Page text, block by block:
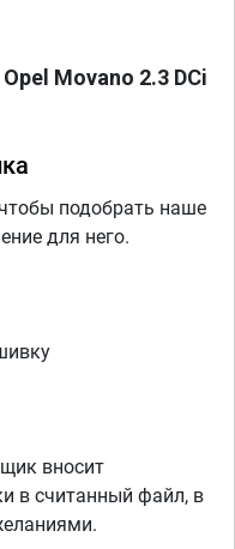
Movano 2.3 DCi
подобрать наше
для него.
вносит
в считанный файл, в